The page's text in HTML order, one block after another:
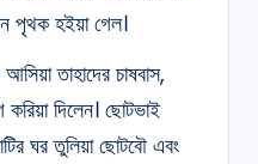
পৃথক হইয়া গেল।
তাহাদের চাষবাস,
দিলেন। ছোটভাই
ঘর তুলিয়া ছোটবৌ এবং